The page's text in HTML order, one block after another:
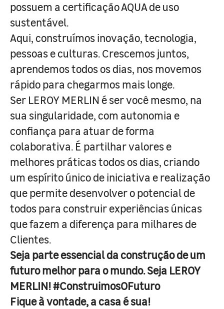
possuem a certificação AQUA de uso
sustentável.
Aqui, construímos inovação, tecnologia,
pessoas e culturas. Crescemos juntos,
aprendemos todos os dias, nos movemos
rápido para chegarmos mais longe.
Ser LEROY MERLIN é ser você mesmo, na
sua singularidade, com autonomia e
confiança para atuar de forma
colaborativa. É partilhar valores e
melhores práticas todos os dias, criando
um espírito único de iniciativa e realização
que permite desenvolver o potencial de
todos para construir experiências únicas
que fazem a diferença para milhares de
Clientes.
Seja parte essencial da construção de um
futuro melhor para o mundo. Seja LEROY
MERLIN! #ConstruimosOFuturo
Fique à vontade, a casa é sua!